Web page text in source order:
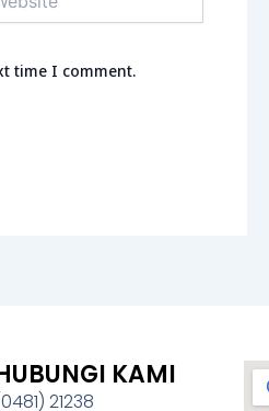
time I comment.
KAMI
21238